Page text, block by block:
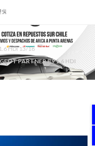
HDI 13/18
PARTNER B9 1.6 HDI